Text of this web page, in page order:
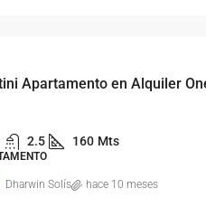
2.5 160 Mts
Dharwin Solís hace 10 meses